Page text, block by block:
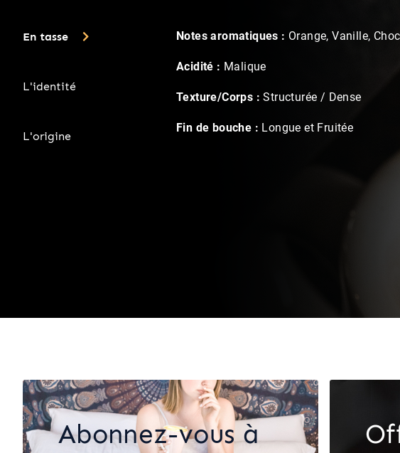
En tasse
L'identité
L'origine
Notes aromatiques : Orange, Vanille,
Acidité : Malique
Texture/Corps : Structurée / Dense
Fin de bouche : Longue et Fruitée
Abonnez-vous à